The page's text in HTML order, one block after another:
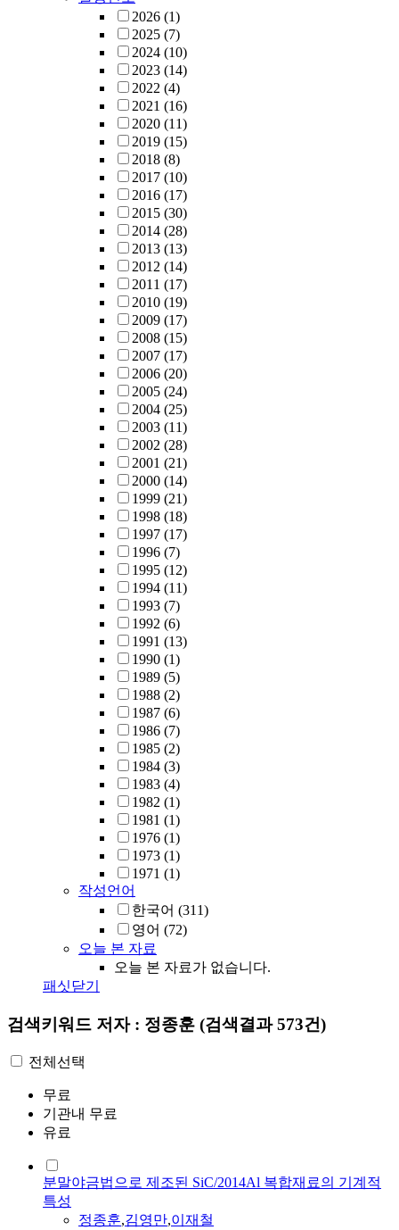
2026 (1)
2025 (7)
2024 (10)
2023 (14)
2022 (4)
2021 (16)
2020 (11)
2019 (15)
2018 (8)
2017 (10)
2016 (17)
2015 (30)
2014 (28)
2013 (13)
2012 (14)
2011 (17)
2010 (19)
2009 (17)
2008 (15)
2007 (17)
2006 (20)
2005 (24)
2004 (25)
2003 (11)
2002 (28)
2001 (21)
2000 (14)
1999 (21)
1998 (18)
1997 (17)
1996 (7)
1995 (12)
1994 (11)
1993 (7)
1992 (6)
1991 (13)
1990 (1)
1989 (5)
1988 (2)
1987 (6)
1986 (7)
1985 (2)
1984 (3)
1983 (4)
1982 (1)
1981 (1)
1976 (1)
1973 (1)
1971 (1)
작성언어
한국어 (311)
영어 (72)
오늘 본 자료
오늘 본 자료가 없습니다.
패싯닫기
검색키워드 저자 : 정종훈 (검색결과 573건)
전체선택
무료
기관내 무료
유료
분말야금법으로 제조된 SiC/2014Al 복합재료의 기계적
특성
정종훈,김영만,이재철